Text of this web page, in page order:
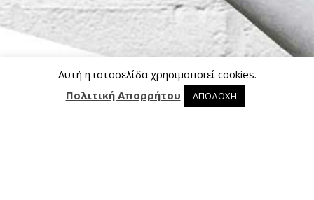
0 0 προϊόντα στο καλάθι
Αυτή η ιστοσελίδα χρησιμοποιεί cookies.
Πολιτική Απορρήτου
ΑΠΟΔΟΧΗ